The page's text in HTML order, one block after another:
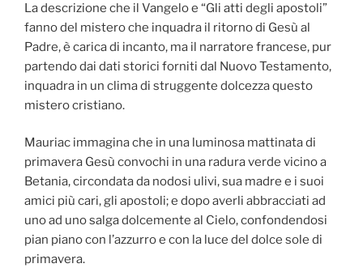
La descrizione che il Vangelo e “Gli atti degli apostoli”
fanno del mistero che inquadra il ritorno di Gesù al
Padre, è carica di incanto, ma il narratore francese, pur
partendo dai dati storici forniti dal Nuovo Testamento,
inquadra in un clima di struggente dolcezza questo
mistero cristiano.
Mauriac immagina che in una luminosa mattinata di
primavera Gesù convochi in una radura verde vicino a
Betania, circondata da nodosi ulivi, sua madre e i suoi
amici più cari, gli apostoli; e dopo averli abbracciati ad
uno ad uno salga dolcemente al Cielo, confondendosi
pian piano con l’azzurro e con la luce del dolce sole di
primavera.